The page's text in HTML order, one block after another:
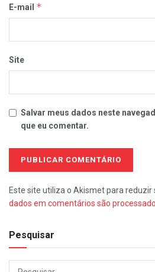
E-mail *
Site
Salvar meus dados neste
que eu comentar.
Este site utiliza o Akismet para reduzir
dados em comentários são
Pesquisar